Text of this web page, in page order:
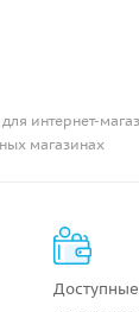
интернет-
магазинах